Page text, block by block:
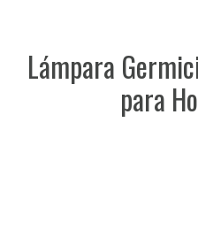
Lámpara
para